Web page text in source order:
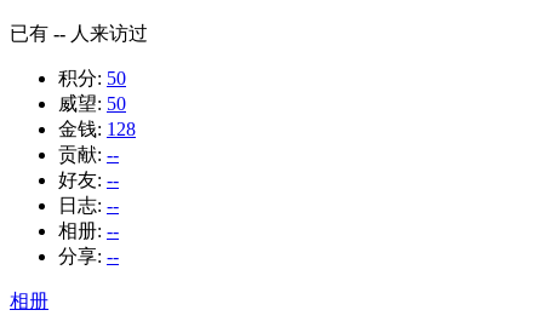
已有 -- 人来访过
积分: 50
威望: 50
金钱: 128
贡献: --
好友: --
日志: --
相册: --
分享: --
相册